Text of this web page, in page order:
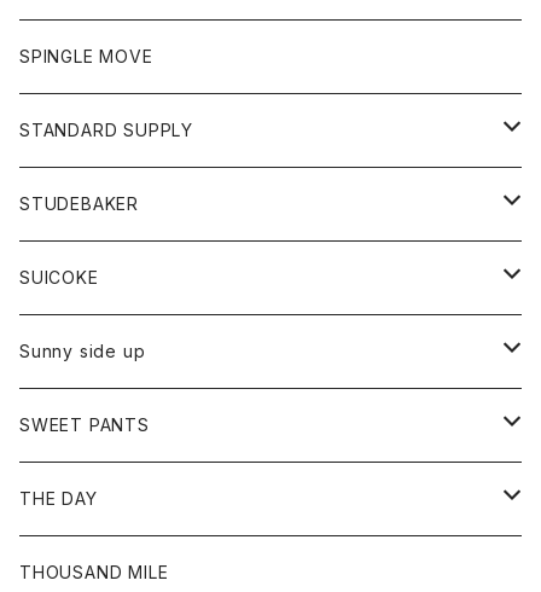
トレーナー
ショートパンツ
スカート
レディース
スカート
Tシャツ
アクセサリー
バック
グローブ
トップス
カットソー
カーディガン
ボトム
ショートパンツ
パンツ
レディース
カットソー
カーディガン
チノパン
ポロシャツ
ベスト
靴
ワンピース
トップス
カットソー
ボトム
パンツ
オーバーオール
SPINGLE MOVE
STANDARD SUPPLY
財布
バッグ
STUDEBAKER
アクセサリー
ブレスレット
リング
SUICOKE
ブーツ
サンダル
Sunny side up
アウター
Ｇジャン
ボトム
ジーンズ
SWEET PANTS
ボトム
ショートパンツ
THE DAY
トップス
THOUSAND MILE